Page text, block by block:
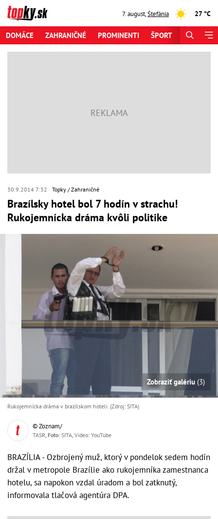
7. august,Štefánia 27 °C
DOMÁCE ZAHRANIČNÉ PROMINENTI ŠPORT
30.9.2014 7:32 Topky Zahraničné
Brazílsky hotel bol 7 hodín v strachu!
Rukojemnícka dráma kvôli politike
Zobraziť galériu (3)
Rukojemnícka dráma v brazílskom hoteli. (Zdroj: SITA)
© Zoznam/
TASR, Foto: SITA, Video: YouTube
BRAZÍLIA - Ozbrojený muž, ktorý v pondelok sedem hodín
držal v metropole Brazílie ako rukojemníka zamestnanca
hotelu, sa napokon vzdal úradom a bol zatknutý,
informovala tlačová agentúra DPA.